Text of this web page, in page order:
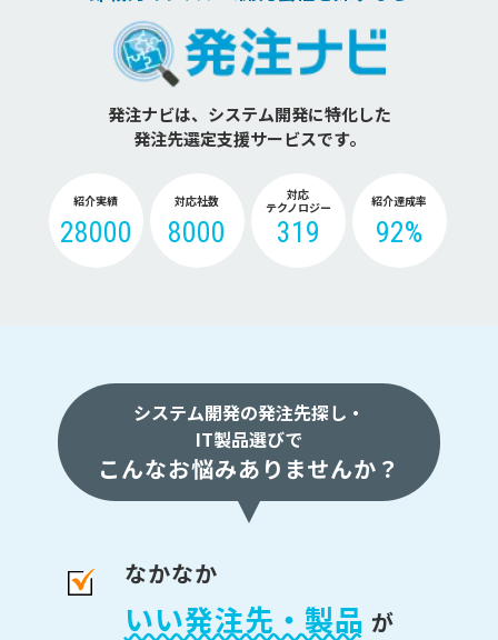
発注ナビは、システム開発に特化した
発注先選定支援サービスです。
紹介実績
28000
対応社数
8000
対応
テクノロジー
319
紹介達成率
92%
システム開発の発注先探し・
IT製品選びで
こんなお悩みありませんか？
なかなか
いい発注先・製品 が